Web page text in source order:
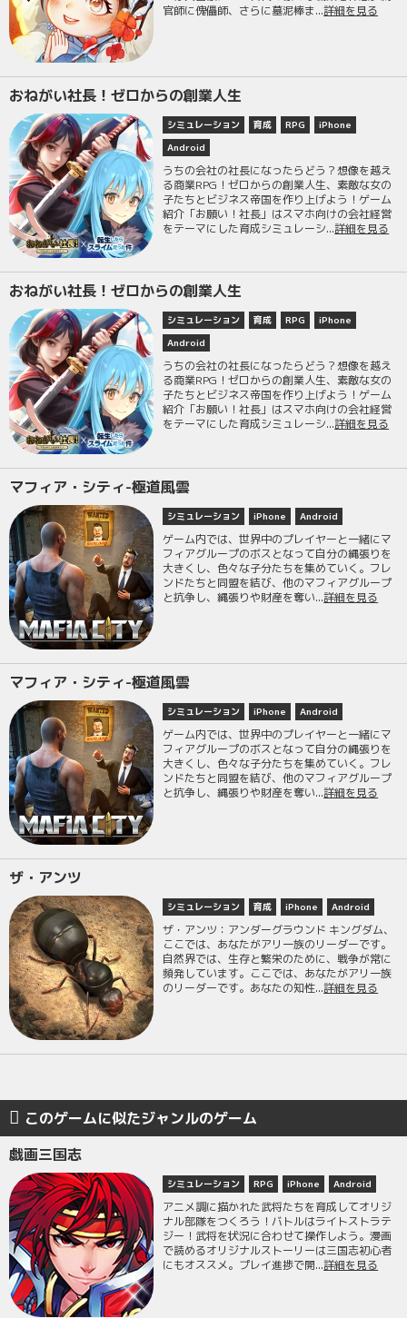
官師に傀儡師、さらに墓泥棒ま...詳細を見る
おねがい社長！ゼロからの創業人生
シミュレーション 育成 RPG
iPhone
Android
うちの会社の社長になったらどう？想像を越え
る商業RPG！ゼロからの創業人生、素敵な女の
子たちとビジネス帝国を作り上げよう！ゲーム
紹介「お願い！社長」はスマホ向けの会社経営
をテーマにした育成シミュレーシ...詳細を見る
おねがい社長！ゼロからの創業人生
シミュレーション 育成 RPG
iPhone
Android
うちの会社の社長になったらどう？想像を越え
る商業RPG！ゼロからの創業人生、素敵な女の
子たちとビジネス帝国を作り上げよう！ゲーム
紹介「お願い！社長」はスマホ向けの会社経営
をテーマにした育成シミュレーシ...詳細を見る
マフィア・シティ-極道風雲
シミュレーション iPhone Android
ゲーム内では、世界中のプレイヤーと一緒にマ
フィアグループのボスとなって自分の縄張りを
大きくし、色々な子分たちを集めていく。フレ
ンドたちと同盟を結び、他のマフィアグループ
と抗争し、縄張りや財産を奪い...詳細を見る
マフィア・シティ-極道風雲
シミュレーション iPhone Android
ゲーム内では、世界中のプレイヤーと一緒にマ
フィアグループのボスとなって自分の縄張りを
大きくし、色々な子分たちを集めていく。フレ
ンドたちと同盟を結び、他のマフィアグループ
と抗争し、縄張りや財産を奪い...詳細を見る
ザ・アンツ
シミュレーション 育成 iPhone Android
ザ・アンツ：アンダーグラウンド キングダム、
ここでは、あなたがアリ一族のリーダーです。
自然界では、生存と繁栄のために、戦争が常に
頻発しています。ここでは、あなたがアリ一族
のリーダーです。あなたの知性...詳細を見る
このゲームに似たジャンルのゲーム
戯画三国志
シミュレーション RPG iPhone Android
アニメ調に描かれた武将たちを育成してオリジ
ナル部隊をつくろう！バトルはライトストラテ
ジー！武将を状況に合わせて操作しよう。漫画
で読めるオリジナルストーリーは三国志初心者
にもオススメ。プレイ進捗で開...詳細を見る